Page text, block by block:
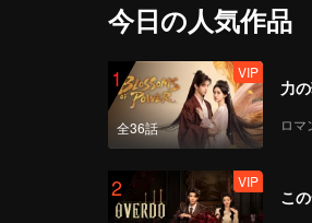
今日の人気作品
1
全36話
VIP
力
2 VIP
こ